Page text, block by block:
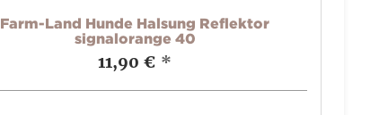
Farm-Land Hunde Halsung Reflektor
signalorange 40
11,90 € *